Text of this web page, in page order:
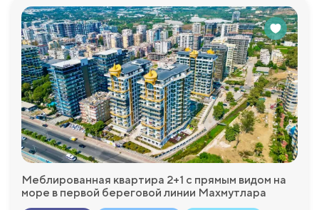
Меблированная квартира 2+1 с прямым видом на
море в первой береговой линии Махмутлара